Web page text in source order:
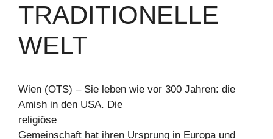
TRADITIONELLE
WELT
Wien (OTS) – Sie leben wie vor 300 Jahren: die
Amish in den USA. Die
religiöse
Gemeinschaft hat ihren Ursprung in Europa und